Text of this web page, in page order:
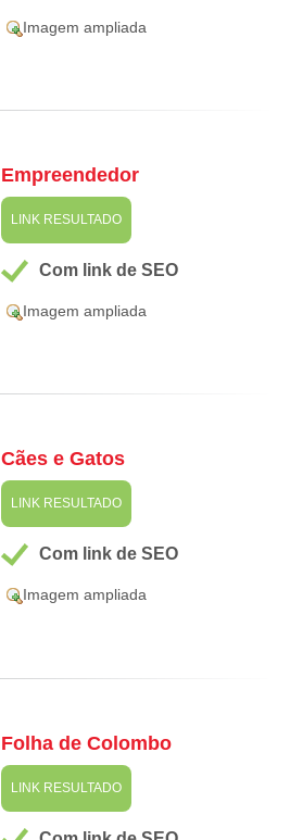
Imagem ampliada
Empreendedor
LINK RESULTADO
Com link de SEO
Imagem ampliada
Cães e Gatos
LINK RESULTADO
Com link de SEO
Imagem ampliada
Folha de Colombo
LINK RESULTADO